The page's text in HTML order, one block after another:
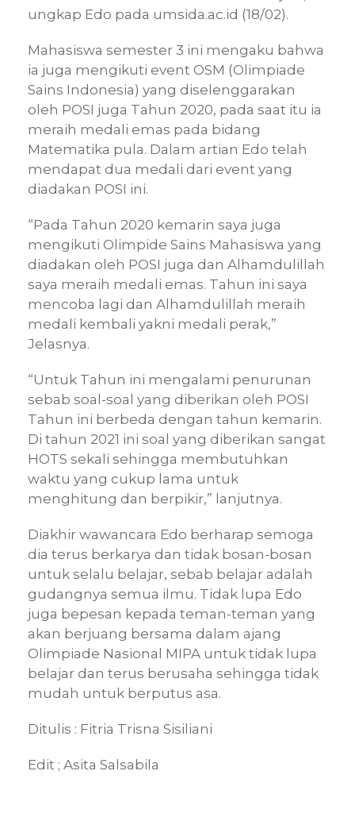
ungkap Edo pada umsida.ac.id (18/02).
Mahasiswa semester 3 ini mengaku bahwa
ia juga mengikuti event OSM (Olimpiade
Sains Indonesia) yang diselenggarakan
oleh POSI juga Tahun 2020, pada saat itu ia
meraih medali emas pada bidang
Matematika pula. Dalam artian Edo telah
mendapat dua medali dari event yang
diadakan POSI ini.
“Pada Tahun 2020 kemarin saya juga
mengikuti Olimpide Sains Mahasiswa yang
diadakan oleh POSI juga dan Alhamdulillah
saya meraih medali emas. Tahun ini saya
mencoba lagi dan Alhamdulillah meraih
medali kembali yakni medali perak,”
Jelasnya.
“Untuk Tahun ini mengalami penurunan
sebab soal-soal yang diberikan oleh POSI
Tahun ini berbeda dengan tahun kemarin.
Di tahun 2021 ini soal yang diberikan sangat
HOTS sekali sehingga membutuhkan
waktu yang cukup lama untuk
menghitung dan berpikir,” lanjutnya.
Diakhir wawancara Edo berharap semoga
dia terus berkarya dan tidak bosan-bosan
untuk selalu belajar, sebab belajar adalah
gudangnya semua ilmu. Tidak lupa Edo
juga bepesan kepada teman-teman yang
akan berjuang bersama dalam ajang
Olimpiade Nasional MIPA untuk tidak lupa
belajar dan terus berusaha sehingga tidak
mudah untuk berputus asa.
Ditulis : Fitria Trisna Sisiliani
Edit ; Asita Salsabila